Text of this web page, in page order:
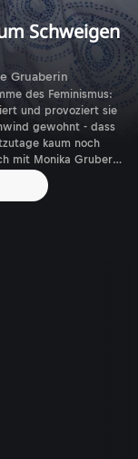
Schweigen
Gruaberin
des Feminismus:
und provoziert sie
gewohnt - dass
kaum noch
mit Monika Gruber
über den aktuellen
werdende Zahl